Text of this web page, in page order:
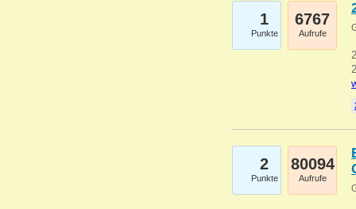
1
Punkte
6767
Aufrufe
2
Punkte
80094
Aufrufe